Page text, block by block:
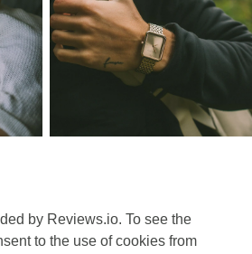
by Reviews.io. To see the
to the use of cookies from